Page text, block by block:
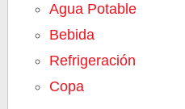
Agua Potable
Bebida
Refrigeración
Copa